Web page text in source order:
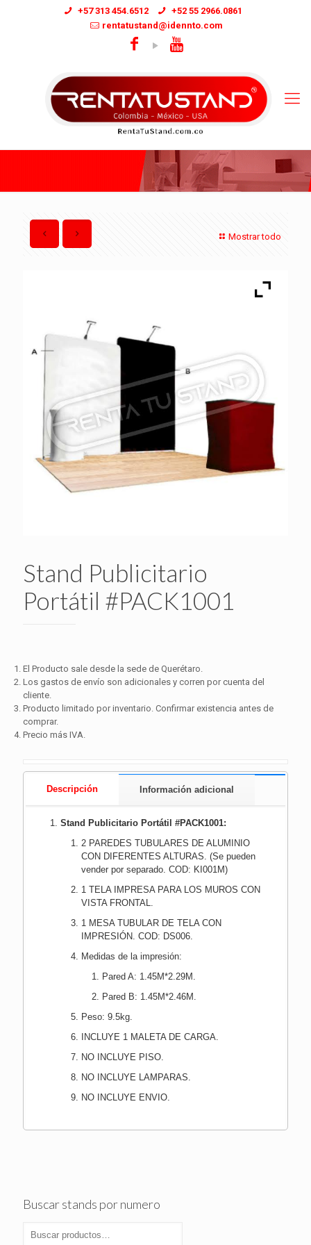
+57 313 454.6512
+52 55 2966.0861
rentatustand@idennto.com
Mostrar todo
Stand Publicitario
Portátil #PACK1001
El Producto sale desde la sede de Querétaro.
Los gastos de envío son adicionales y corren por cuenta del
cliente.
Producto limitado por inventario. Confirmar existencia antes de
comprar.
Precio más IVA.
Descripción Información adicional
Stand Publicitario Portátil #PACK1001:
2 PAREDES TUBULARES DE ALUMINIO
CON DIFERENTES ALTURAS. (Se pueden
vender por separado. COD: KI001M)
1 TELA IMPRESA PARA LOS MUROS CON
VISTA FRONTAL.
1 MESA TUBULAR DE TELA CON
IMPRESIÓN. COD: DS006.
Medidas de la impresión:
Pared A: 1.45M*2.29M.
Pared B: 1.45M*2.46M.
Peso: 9.5kg.
INCLUYE 1 MALETA DE CARGA.
NO INCLUYE PISO.
NO INCLUYE LAMPARAS.
NO INCLUYE ENVIO.
Buscar stands por numero